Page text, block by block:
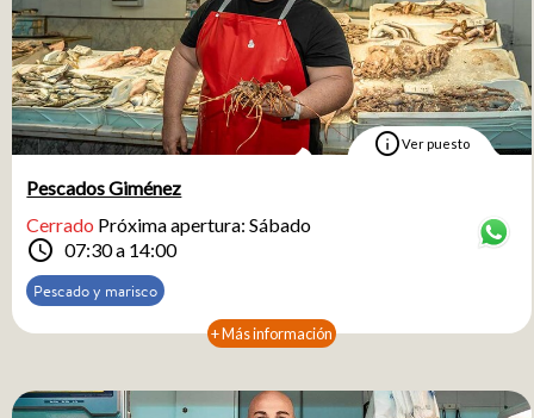
infoVer puesto
Pescados Giménez
Cerrado Próxima apertura: Sábado
schedule 07:30 a 14:00
Pescado y marisco
+ Más información